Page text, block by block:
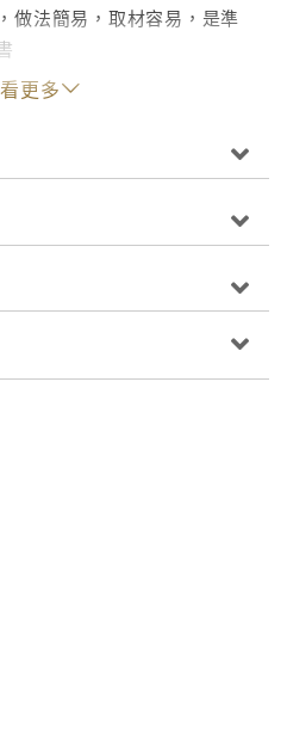
做法簡易，取材容易，是準
更多